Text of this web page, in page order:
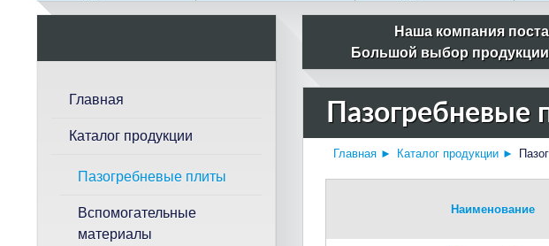
Наша компания
Большой выбор продукции
Пазогребневые
Главная► Каталог продукции►
Наименование
Главная
Каталог продукции
Пазогребневые плиты
Вспомогательные
материалы